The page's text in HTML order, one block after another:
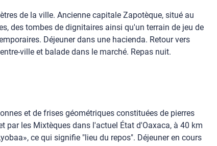
de la ville. Ancienne capitale Zapotèque, situé au
des tombes de dignitaires ainsi qu'un terrain de jeu de
Déjeuner dans une hacienda. Retour vers
ville et balade dans le marché. Repas nuit.
et de frises géométriques constituées de pierres
par les Mixtèques dans l'actuel État d'Oaxaca, à 40 km
ce qui signifie "lieu du repos". Déjeuner en cours